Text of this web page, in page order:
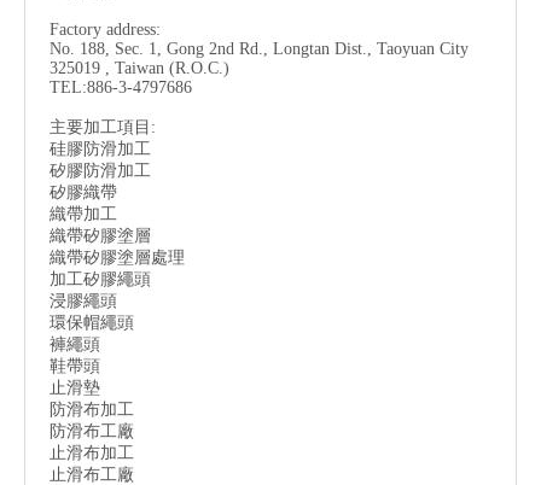
Factory address:
No. 188, Sec. 1, Gong 2nd Rd., Longtan Dist., Taoyuan City
325019 , Taiwan (R.O.C.)
TEL:886-3-4797686
主要加工項目:
硅膠防滑加工
矽膠防滑加工
矽膠織帶
織帶加工
織帶矽膠塗層
織帶矽膠塗層處理
加工矽膠繩頭
浸膠繩頭
環保帽繩頭
褲繩頭
鞋帶頭
止滑墊
防滑布加工
防滑布工廠
止滑布加工
止滑布工廠